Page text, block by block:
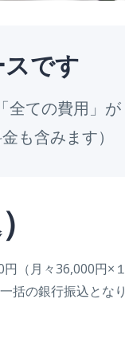
です
全ての費用」が
も含みます）
（月々36,000円×１
括の銀行振込となり